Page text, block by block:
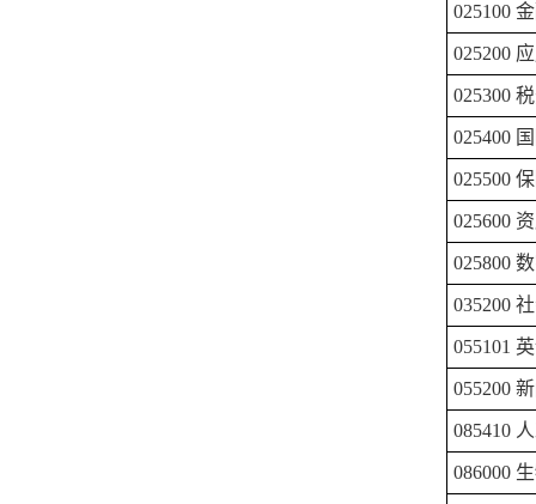
025100
025200
025300
025400
025500
025600
025800
035200
055101
055200
085410
086000